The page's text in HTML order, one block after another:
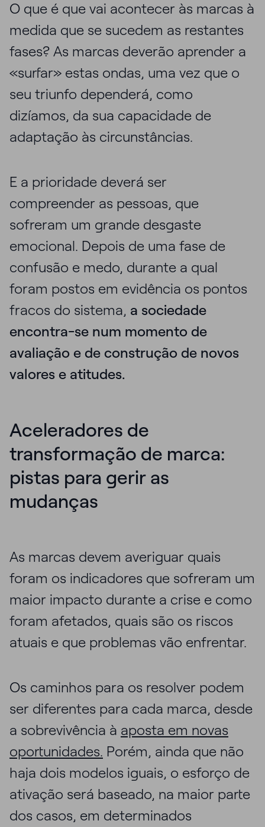
O que é que vai acontecer às marcas à
medida que se sucedem as restantes
fases? As marcas deverão aprender a
«surfar» estas ondas, uma vez que o
seu triunfo dependerá, como
dizíamos, da sua capacidade de
adaptação às circunstâncias.
E a prioridade deverá ser
compreender as pessoas, que
sofreram um grande desgaste
emocional. Depois de uma fase de
confusão e medo, durante a qual
foram postos em evidência os pontos
fracos do sistema, a sociedade
encontra-se num momento de
avaliação e de construção de novos
valores e atitudes.
Aceleradores de
transformação de marca:
pistas para gerir as
mudanças
As marcas devem averiguar quais
foram os indicadores que sofreram um
maior impacto durante a crise e como
foram afetados, quais são os riscos
atuais e que problemas vão enfrentar.
Os caminhos para os resolver podem
ser diferentes para cada marca, desde
a sobrevivência à aposta em novas
oportunidades. Porém, ainda que não
haja dois modelos iguais, o esforço de
ativação será baseado, na maior parte
dos casos, em determinados